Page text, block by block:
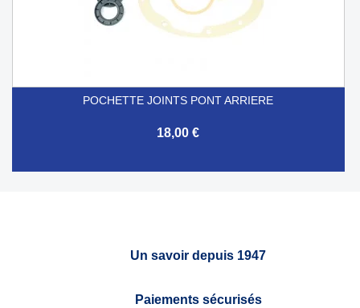
POCHETTE JOINTS PONT ARRIERE
18,00 €
Un savoir depuis 1947
Paiements sécurisés